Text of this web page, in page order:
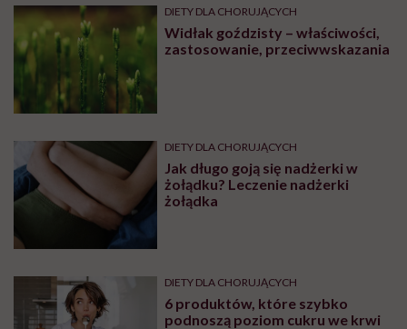
DIETY DLA CHORUJĄCYCH
Widłak goździsty – właściwości,
zastosowanie, przeciwwskazania
DIETY DLA CHORUJĄCYCH
Jak długo goją się nadżerki w
żołądku? Leczenie nadżerki
żołądka
DIETY DLA CHORUJĄCYCH
6 produktów, które szybko
podnoszą poziom cukru we krwi